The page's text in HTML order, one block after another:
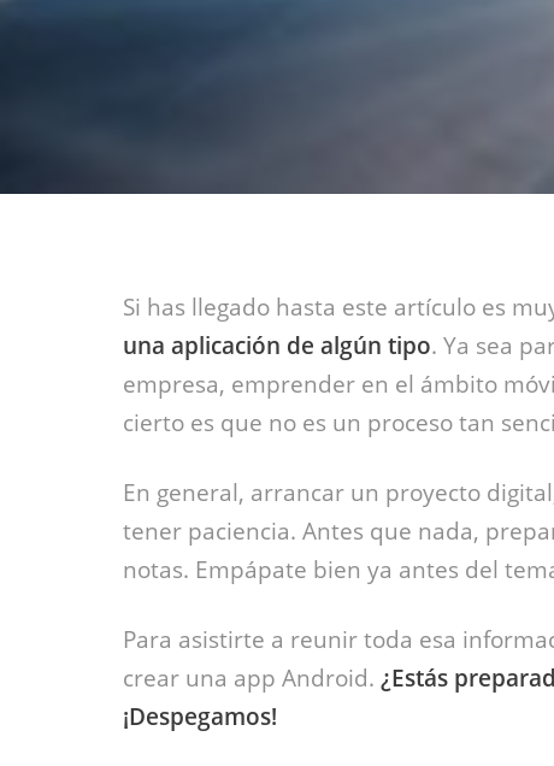
Si has llegado hasta este artículo es
una aplicación de algún tipo. Ya sea
empresa, emprender en el ámbito
cierto es que no es un proceso tan
En general, arrancar un proyecto
tener paciencia. Antes que nada,
notas. Empápate bien ya antes del
Para asistirte a reunir toda esa
crear una app Android. ¿Estás
¡Despegamos!